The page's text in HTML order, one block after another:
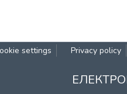
settings Privacy policy